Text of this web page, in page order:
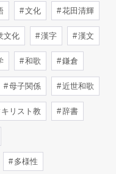
文化 花田清輝
文化 漢字 漢文
和歌 鎌倉
母子関係 近世和歌
リスト教 辞書
多様性